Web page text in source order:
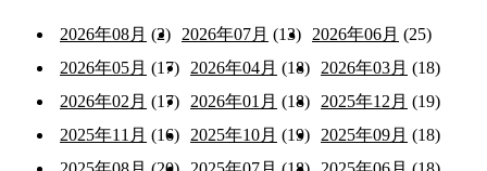
2026年08月 (2) 2026年07月 (13) 2026年06月 (25)
2026年05月 (17) 2026年04月 (18) 2026年03月 (18)
2026年02月 (17) 2026年01月 (18) 2025年12月 (19)
2025年11月 (16) 2025年10月 (19) 2025年09月 (18)